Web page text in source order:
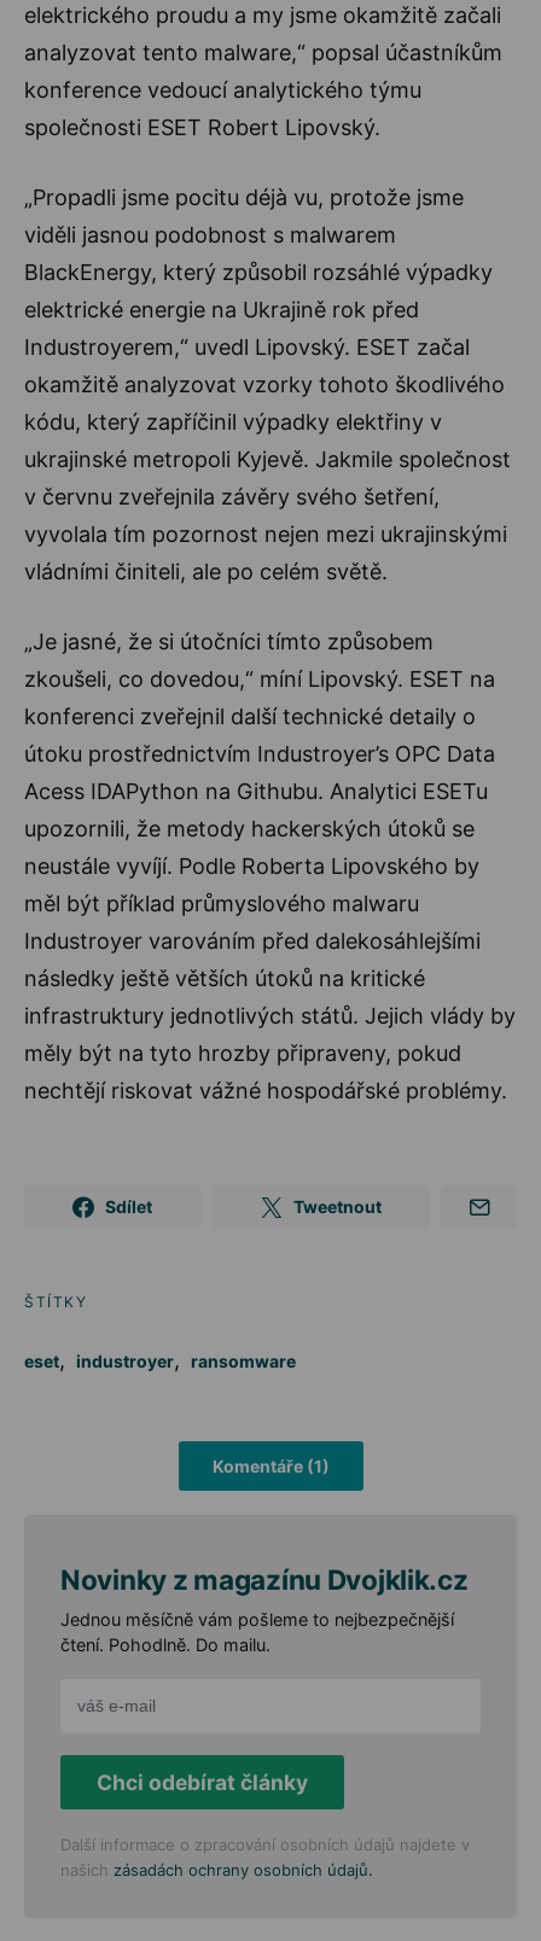
elektrického proudu a my jsme okamžitě začali
analyzovat tento malware,“ popsal účastníkům
konference vedoucí analytického týmu
společnosti ESET Robert Lipovský.
„Propadli jsme pocitu déjà vu, protože jsme
viděli jasnou podobnost s malwarem
BlackEnergy, který způsobil rozsáhlé výpadky
elektrické energie na Ukrajině rok před
Industroyerem,“ uvedl Lipovský. ESET začal
okamžitě analyzovat vzorky tohoto škodlivého
kódu, který zapříčinil výpadky elektřiny v
ukrajinské metropoli Kyjevě. Jakmile společnost
v červnu zveřejnila závěry svého šetření,
vyvolala tím pozornost nejen mezi ukrajinskými
vládními činiteli, ale po celém světě.
„Je jasné, že si útočníci tímto způsobem
zkoušeli, co dovedou,“ míní Lipovský. ESET na
konferenci zveřejnil další technické detaily o
útoku prostřednictvím Industroyer’s OPC Data
Acess IDAPython na Githubu. Analytici ESETu
upozornili, že metody hackerských útoků se
neustále vyvíjí. Podle Roberta Lipovského by
měl být příklad průmyslového malwaru
Industroyer varováním před dalekosáhlejšími
následky ještě větších útoků na kritické
infrastruktury jednotlivých států. Jejich vlády by
měly být na tyto hrozby připraveny, pokud
nechtějí riskovat vážné hospodářské problémy.
Sdílet Tweetnout
ŠTÍTKY
eset, industroyer, ransomware
Komentáře (1)
Novinky z magazínu Dvojklik.cz
Jednou měsíčně vám pošleme to nejbezpečnější
čtení. Pohodlně. Do mailu.
Chci odebírat články
Další informace o zpracování osobních údajů najdete v
našich zásadách ochrany osobních údajů.